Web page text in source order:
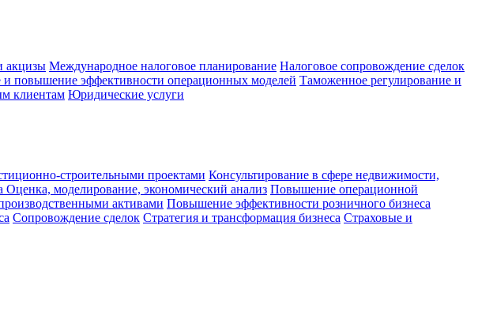
Международное налоговое планирование Налоговое сопровождение сделок
и повышение эффективности операционных моделей Таможенное регулирование и
клиентам Юридические услуги
строительными проектами Консультирование в сфере недвижимости,
Оценка, моделирование, экономический анализ Повышение операционной
активами Повышение эффективности розничного бизнеса
Сопровождение сделок Стратегия и трансформация бизнеса Страховые и